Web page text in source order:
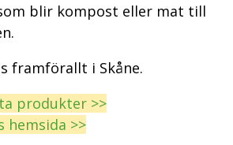
blir kompost eller mat till
framförallt i Skåne.
produkter >>
hemsida >>